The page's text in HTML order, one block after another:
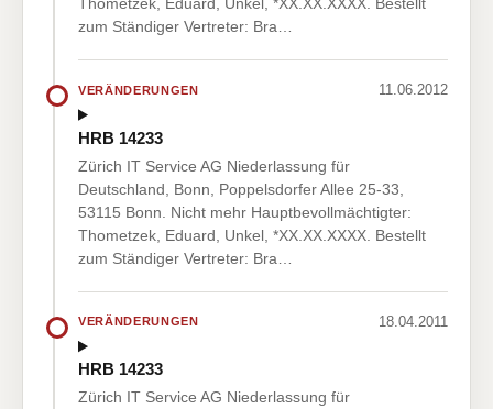
Thometzek, Eduard, Unkel, *XX.XX.XXXX. Bestellt
zum Ständiger Vertreter: Bra…
VERÄNDERUNGEN 11.06.2012
HRB 14233
Zürich IT Service AG Niederlassung für
Deutschland, Bonn, Poppelsdorfer Allee 25-33,
53115 Bonn. Nicht mehr Hauptbevollmächtigter:
Thometzek, Eduard, Unkel, *XX.XX.XXXX. Bestellt
zum Ständiger Vertreter: Bra…
VERÄNDERUNGEN 18.04.2011
HRB 14233
Zürich IT Service AG Niederlassung für